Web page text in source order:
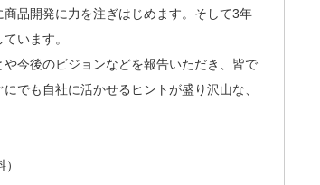
品開発に力を注ぎはじめます。そして3年
います。
今後のビジョンなどを報告いただき、皆で
でも自社に活かせるヒントが盛り沢山な、